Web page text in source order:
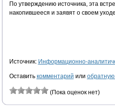
По утверждению источника, эта
накопившееся и заявят о своем
Источник: Информационно-
Оставить комментарий или обратную
(Пока оценок нет)